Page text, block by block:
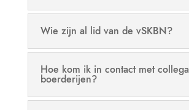
Wie zijn al lid van de vSKBN?
Hoe kom ik in contact met collega
boerderijen?